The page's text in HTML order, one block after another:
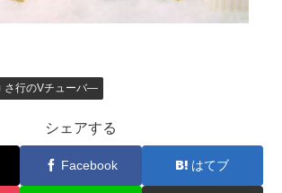
さ行のVチューバ―
シェアする
Facebook はてブ